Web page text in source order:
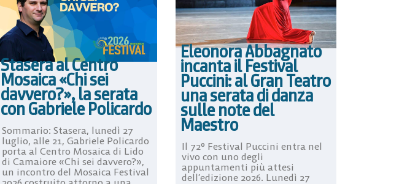
Stasera al Centro
Mosaica «Chi sei
davvero?», la serata
con Gabriele Policardo
Sommario: Stasera, lunedì 27
luglio, alle 21, Gabriele Policardo
porta al Centro Mosaica di Lido
di Camaiore «Chi sei davvero?»,
un incontro del Mosaica Festival
Eleonora Abbagnato
incanta il Festival
Puccini: al Gran Teatro
una serata di danza
sulle note del
Maestro
Il 72° Festival Puccini entra nel
vivo con uno degli
appuntamenti più attesi
dell’edizione 2026. Lunedì 27